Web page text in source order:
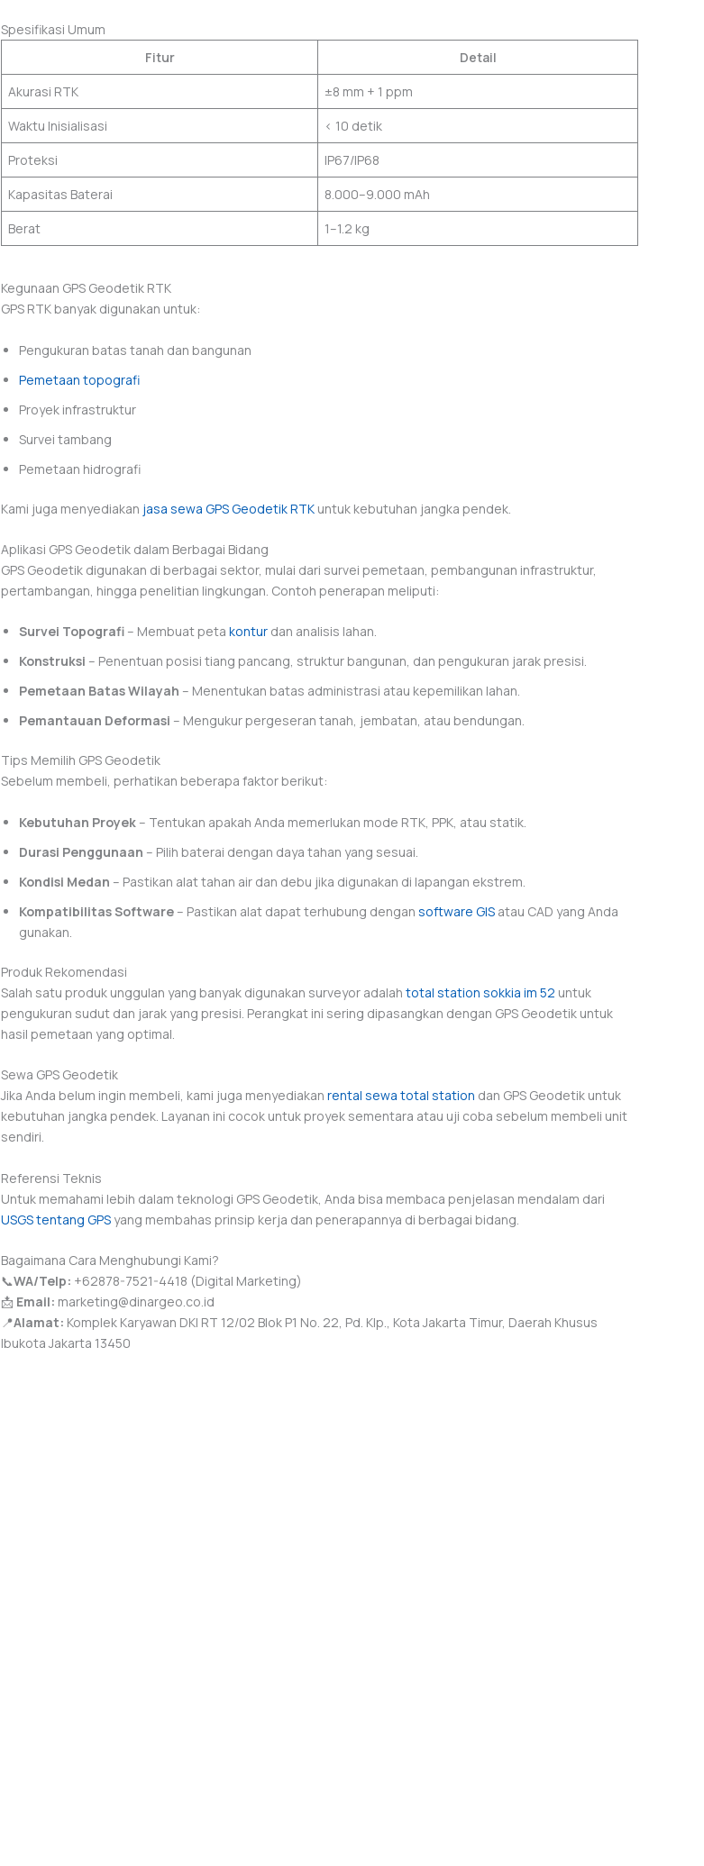
Spesifikasi Umum
Fitur
Detail
Akurasi RTK
±8 mm + 1 ppm
Waktu Inisialisasi
< 10 detik
Proteksi
IP67/IP68
Kapasitas Baterai
8.000–9.000 mAh
Berat
1–1.2 kg
Kegunaan GPS Geodetik RTK
GPS RTK banyak digunakan untuk:
Pengukuran batas tanah dan bangunan
Pemetaan topografi
Proyek infrastruktur
Survei tambang
Pemetaan hidrografi
Kami juga menyediakan jasa sewa GPS Geodetik RTK untuk kebutuhan jangka pendek.
Aplikasi GPS Geodetik dalam Berbagai Bidang
GPS Geodetik digunakan di berbagai sektor, mulai dari survei pemetaan, pembangunan infrastruktur,
pertambangan, hingga penelitian lingkungan. Contoh penerapan meliputi:
Survei Topografi – Membuat peta kontur dan analisis lahan.
Konstruksi – Penentuan posisi tiang pancang, struktur bangunan, dan pengukuran jarak presisi.
Pemetaan Batas Wilayah – Menentukan batas administrasi atau kepemilikan lahan.
Pemantauan Deformasi – Mengukur pergeseran tanah, jembatan, atau bendungan.
Tips Memilih GPS Geodetik
Sebelum membeli, perhatikan beberapa faktor berikut:
Kebutuhan Proyek – Tentukan apakah Anda memerlukan mode RTK, PPK, atau statik.
Durasi Penggunaan – Pilih baterai dengan daya tahan yang sesuai.
Kondisi Medan – Pastikan alat tahan air dan debu jika digunakan di lapangan ekstrem.
Kompatibilitas Software – Pastikan alat dapat terhubung dengan software GIS atau CAD yang Anda
gunakan.
Produk Rekomendasi
Salah satu produk unggulan yang banyak digunakan surveyor adalah total station sokkia im 52 untuk
pengukuran sudut dan jarak yang presisi. Perangkat ini sering dipasangkan dengan GPS Geodetik untuk
hasil pemetaan yang optimal.
Sewa GPS Geodetik
Jika Anda belum ingin membeli, kami juga menyediakan rental sewa total station dan GPS Geodetik untuk
kebutuhan jangka pendek. Layanan ini cocok untuk proyek sementara atau uji coba sebelum membeli unit
sendiri.
Referensi Teknis
Untuk memahami lebih dalam teknologi GPS Geodetik, Anda bisa membaca penjelasan mendalam dari
USGS tentang GPS yang membahas prinsip kerja dan penerapannya di berbagai bidang.
Bagaimana Cara Menghubungi Kami?
📞WA/Telp: +62878-7521-4418 (Digital Marketing)
📩 Email: marketing@dinargeo.co.id
📍Alamat: Komplek Karyawan DKI RT 12/02 Blok P1 No. 22, Pd. Klp., Kota Jakarta Timur, Daerah Khusus
Ibukota Jakarta 13450